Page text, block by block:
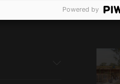
Powered by